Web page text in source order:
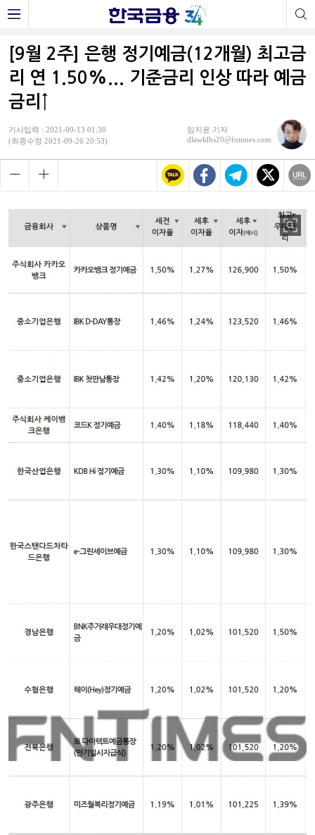
[9월 2주] 은행 정기예금(12개월) 최고금
리 연 1.50%... 기준금리 인상 따라 예금
금리↑
기사입력 : 2021-09-13 01:30
(최종수정 2021-09-26 20:53)
임지윤 기자
dlawldbs20@fntimes.com